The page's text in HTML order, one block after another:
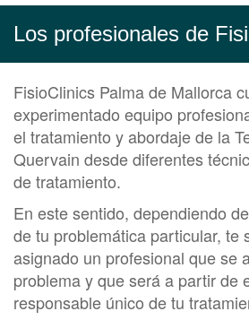
Los profesionales de
FisioClinics Palma de Mallorca
experimentado equipo
el tratamiento y abordaje de la
Quervain desde diferentes
de tratamiento.
En este sentido, dependiendo
de tu problemática particular, te
asignado un profesional que se
problema y que será a partir de
responsable único de tu